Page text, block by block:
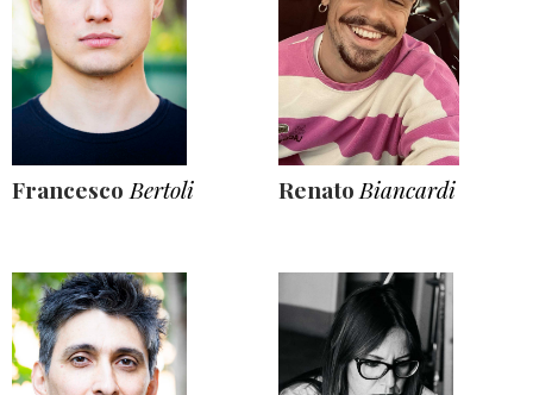
Francesco Bertoli Renato Biancardi